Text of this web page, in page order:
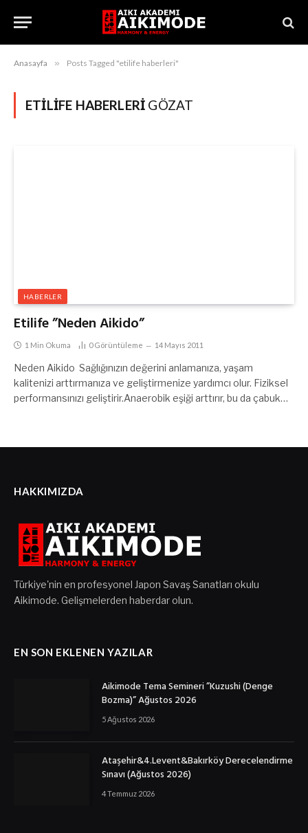
Anasayfa » Posts Tagged "etilife haberleri"
ETILIFE HABERLERI GÖZAT
HABERLER
Etilife ”Neden Aikido”
1 Min Okuma 0Görüntüleme 14 Mayıs 2011
Neden Aikido Sağlığınızın değerini anlamanıza, yaşam
kalitenizi arttırmanıza ve geliştirmenize yardımcı olur. Fiziksel
performansınızı geliştirir.Anaerobik eşiği arttırır, bu da çabuk…
HAKKIMIZDA
Türkiye'nin en profesyonel Japon Savaş Sanatları okulu
Aikimode. Gelişmelerden haberdar olun.
EN SON EKLENEN YAZILAR
Aikimode Tema Semineri ”Kuzushi (Denge
Bozma)” Ağustos 2026
5 Ağustos 2026
Ataşehir&4.Levent&Bakırköy Derecelendirme
Sınavı (Ağustos 2026)
4 Temmuz 2026